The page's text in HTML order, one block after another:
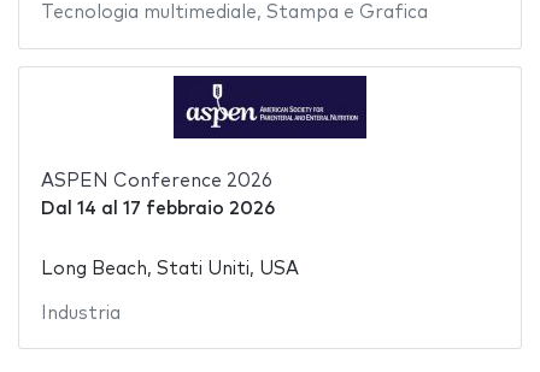
Tecnologia multimediale, Stampa e Grafica
ASPEN Conference 2026
Dal 14 al 17 febbraio 2026
Long Beach, Stati Uniti, USA
Industria